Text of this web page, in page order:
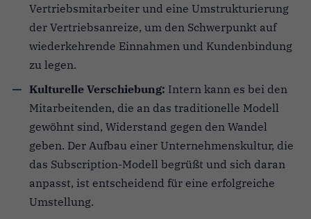
Vertriebsmitarbeiter und eine Umstrukturierung
der Vertriebsanreize, um den Schwerpunkt auf
wiederkehrende Einnahmen und Kundenbindung
zu legen.
Kulturelle Verschiebung: Intern kann es bei den
Mitarbeitenden, die an das traditionelle Modell
gewöhnt sind, Widerstand gegen den Wandel
geben. Der Aufbau einer Unternehmenskultur, die
das Subscription-Modell begrüßt und sich daran
anpasst, ist entscheidend für eine erfolgreiche
Umstellung.